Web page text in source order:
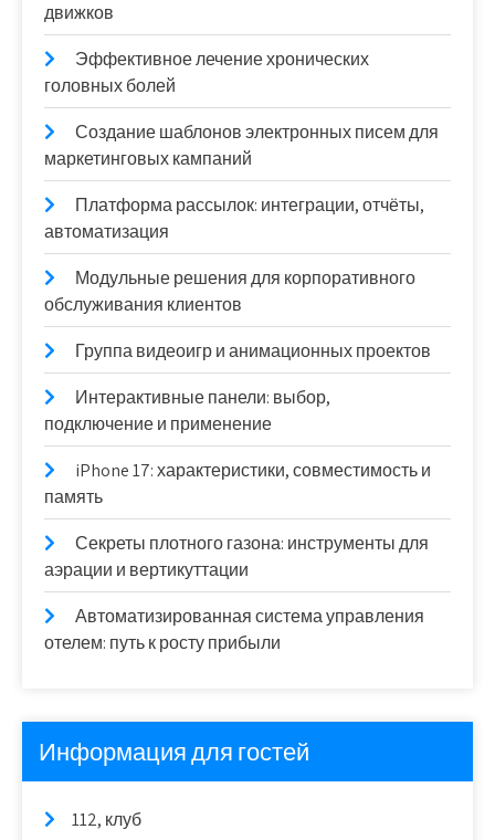
движков
Эффективное лечение хронических
головных болей
Создание шаблонов электронных писем для
маркетинговых кампаний
Платформа рассылок: интеграции, отчёты,
автоматизация
Модульные решения для корпоративного
обслуживания клиентов
Группа видеоигр и анимационных проектов
Интерактивные панели: выбор,
подключение и применение
iPhone 17: характеристики, совместимость и
память
Секреты плотного газона: инструменты для
аэрации и вертикуттации
Автоматизированная система управления
отелем: путь к росту прибыли
Информация для гостей
112, клуб